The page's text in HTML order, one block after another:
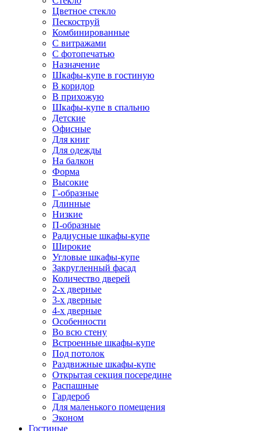
Цветное стекло
Пескоструй
Комбинированные
С витражами
С фотопечатью
Назначение
Шкафы-купе в гостиную
В коридор
В прихожую
Шкафы-купе в спальню
Детские
Офисные
Для книг
Для одежды
На балкон
Форма
Высокие
Г-образные
Длинные
Низкие
П-образные
Радиусные шкафы-купе
Широкие
Угловые шкафы-купе
Закругленный фасад
Количество дверей
2-х дверные
3-х дверные
4-х дверные
Особенности
Во всю стену
Встроенные шкафы-купе
Под потолок
Раздвижные шкафы-купе
Открытая секция посередине
Распашные
Гардероб
Для маленького помещения
Эконом
Гостиные